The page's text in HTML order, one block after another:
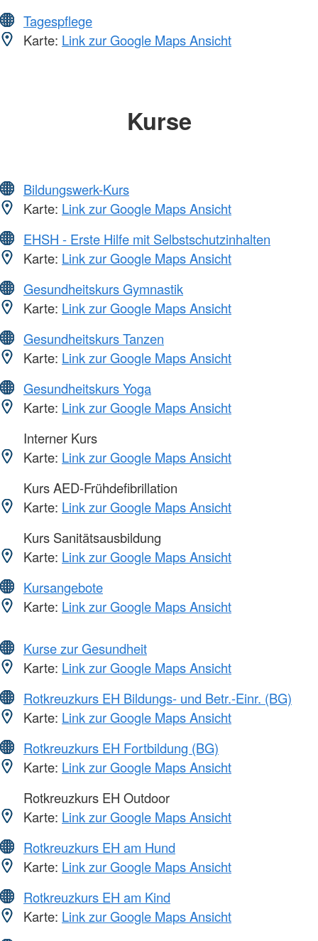
Tagespflege
Karte: Link zur Google Maps Ansicht
Kurse
Bildungswerk-Kurs
Karte: Link zur Google Maps Ansicht
EHSH - Erste Hilfe mit Selbstschutzinhalten
Karte: Link zur Google Maps Ansicht
Gesundheitskurs Gymnastik
Karte: Link zur Google Maps Ansicht
Gesundheitskurs Tanzen
Karte: Link zur Google Maps Ansicht
Gesundheitskurs Yoga
Karte: Link zur Google Maps Ansicht
Interner Kurs
Karte: Link zur Google Maps Ansicht
Kurs AED-Frühdefibrillation
Karte: Link zur Google Maps Ansicht
Kurs Sanitätsausbildung
Karte: Link zur Google Maps Ansicht
Kursangebote
Karte: Link zur Google Maps Ansicht
Kurse zur Gesundheit
Karte: Link zur Google Maps Ansicht
Rotkreuzkurs EH Bildungs- und Betr.-Einr. (BG)
Karte: Link zur Google Maps Ansicht
Rotkreuzkurs EH Fortbildung (BG)
Karte: Link zur Google Maps Ansicht
Rotkreuzkurs EH Outdoor
Karte: Link zur Google Maps Ansicht
Rotkreuzkurs EH am Hund
Karte: Link zur Google Maps Ansicht
Rotkreuzkurs EH am Kind
Karte: Link zur Google Maps Ansicht